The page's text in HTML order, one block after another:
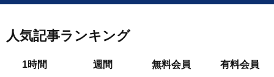
人気記事ランキング
1時間 週間 無料会員 有料会員